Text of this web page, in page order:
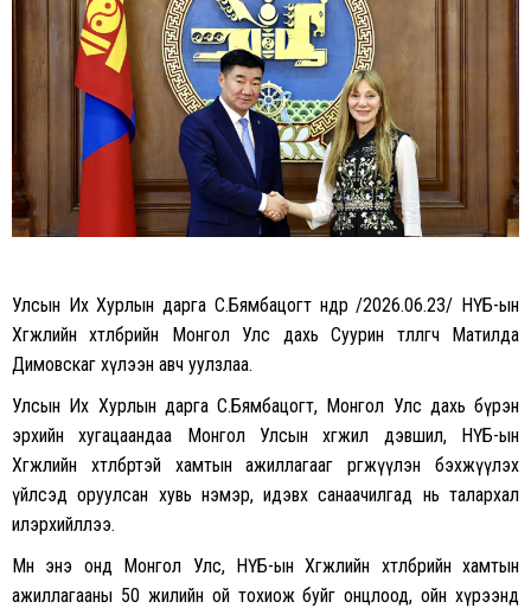
Facebook
on
Twitter
Улсын Их Хурлын дарга С.Бямбацогт өнөөдөр /2026.06.23/ НҮБ-ын
Хөгжлийн хөтөлбөрийн Монгол Улс дахь Суурин төлөөлөгч Матилда
Димовскаг хүлээн авч уулзлаа.
Улсын Их Хурлын дарга С.Бямбацогт, Монгол Улс дахь бүрэн
эрхийн хугацаандаа Монгол Улсын хөгжил дэвшил, НҮБ-ын
Хөгжлийн хөтөлбөртэй хамтын ажиллагааг өргөжүүлэн бэхжүүлэх
үйлсэд оруулсан хувь нэмэр, идэвх санаачилгад нь талархал
илэрхийллээ.
Мөн энэ онд Монгол Улс, НҮБ-ын Хөгжлийн хөтөлбөрийн хамтын
ажиллагааны 50 жилийн ой тохиож буйг онцлоод, ойн хүрээнд